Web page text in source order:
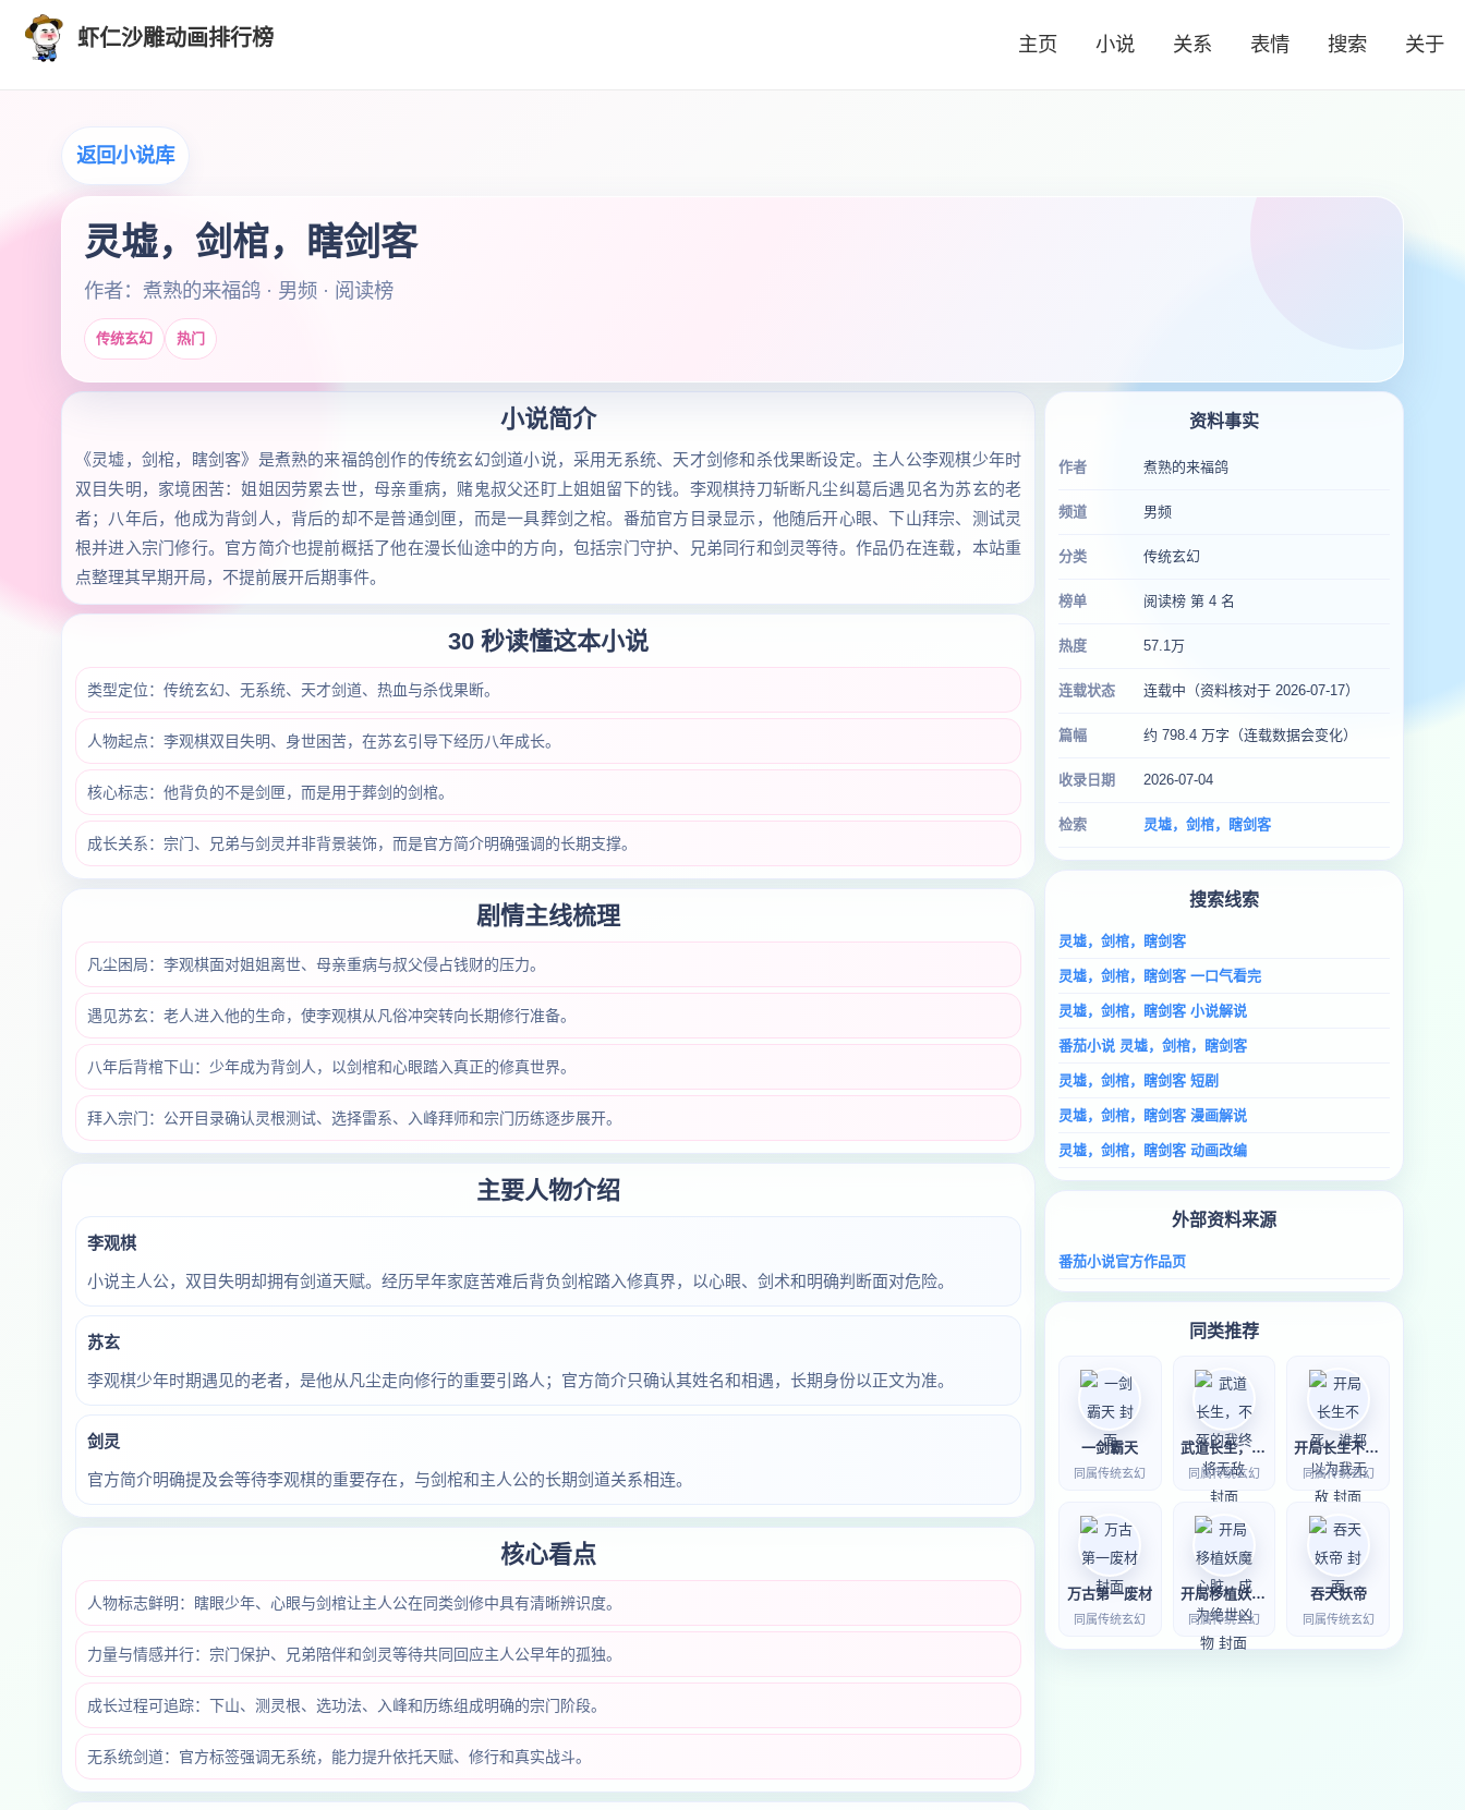
虾仁沙雕动画排行榜 主页 小说 关系 表情 搜索 关于
返回小说库
灵墟，剑棺，瞎剑客
作者：煮熟的来福鸽 · 男频 · 阅读榜
传统玄幻 热门
小说简介
《灵墟，剑棺，瞎剑客》是煮熟的来福鸽创作的传统玄幻剑道小说，采用无系统、天才剑修和杀伐果断设定。主人公李观棋少年时
双目失明，家境困苦：姐姐因劳累去世，母亲重病，赌鬼叔父还盯上姐姐留下的钱。李观棋持刀斩断凡尘纠葛后遇见名为苏玄的老
者；八年后，他成为背剑人，背后的却不是普通剑匣，而是一具葬剑之棺。番茄官方目录显示，他随后开心眼、下山拜宗、测试灵
根并进入宗门修行。官方简介也提前概括了他在漫长仙途中的方向，包括宗门守护、兄弟同行和剑灵等待。作品仍在连载，本站重
点整理其早期开局，不提前展开后期事件。
30 秒读懂这本小说
类型定位：传统玄幻、无系统、天才剑道、热血与杀伐果断。
人物起点：李观棋双目失明、身世困苦，在苏玄引导下经历八年成长。
核心标志：他背负的不是剑匣，而是用于葬剑的剑棺。
成长关系：宗门、兄弟与剑灵并非背景装饰，而是官方简介明确强调的长期支撑。
剧情主线梳理
凡尘困局：李观棋面对姐姐离世、母亲重病与叔父侵占钱财的压力。
遇见苏玄：老人进入他的生命，使李观棋从凡俗冲突转向长期修行准备。
八年后背棺下山：少年成为背剑人，以剑棺和心眼踏入真正的修真世界。
拜入宗门：公开目录确认灵根测试、选择雷系、入峰拜师和宗门历练逐步展开。
主要人物介绍
李观棋
小说主人公，双目失明却拥有剑道天赋。经历早年家庭苦难后背负剑棺踏入修真界，以心眼、剑术和明确判断面对危险。
苏玄
李观棋少年时期遇见的老者，是他从凡尘走向修行的重要引路人；官方简介只确认其姓名和相遇，长期身份以正文为准。
剑灵
官方简介明确提及会等待李观棋的重要存在，与剑棺和主人公的长期剑道关系相连。
核心看点
人物标志鲜明：瞎眼少年、心眼与剑棺让主人公在同类剑修中具有清晰辨识度。
力量与情感并行：宗门保护、兄弟陪伴和剑灵等待共同回应主人公早年的孤独。
成长过程可追踪：下山、测灵根、选功法、入峰和历练组成明确的宗门阶段。
无系统剑道：官方标签强调无系统，能力提升依托天赋、修行和真实战斗。
资料事实
作者 煮熟的来福鸽
频道 男频
分类 传统玄幻
榜单 阅读榜 第 4 名
热度 57.1万
连载状态 连载中（资料核对于 2026-07-17）
篇幅 约 798.4 万字（连载数据会变化）
收录日期 2026-07-04
检索 灵墟，剑棺，瞎剑客
搜索线索
灵墟，剑棺，瞎剑客
灵墟，剑棺，瞎剑客 一口气看完
灵墟，剑棺，瞎剑客 小说解说
番茄小说 灵墟，剑棺，瞎剑客
灵墟，剑棺，瞎剑客 短剧
灵墟，剑棺，瞎剑客 漫画解说
灵墟，剑棺，瞎剑客 动画改编
外部资料来源
番茄小说官方作品页
同类推荐
一剑霸天
同属传统玄幻
武道长生，不死的我终将无敌
同属传统玄幻
开局长生不死，谁都以为我无敌
同属传统玄幻
万古第一废材
同属传统玄幻
开局移植妖魔心脏，成为绝世凶物
同属传统玄幻
吞天妖帝
同属传统玄幻